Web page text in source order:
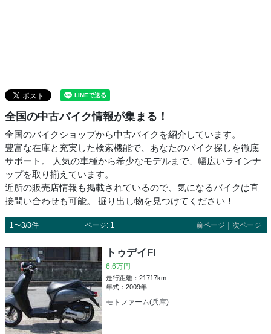
全国の中古バイク情報が集まる！
全国のバイクショップから中古バイクを紹介しています。
豊富な在庫と充実した検索機能で、あなたのバイク探しを徹底
サポート。 人気の車種から希少なモデルまで、幅広いラインナ
ップを取り揃えています。
近所の販売店情報も掲載されているので、気になるバイクは直
接問い合わせも可能。 掘り出し物を見つけてください！
1〜3/3件 ページ: 1 前ページ ｜ 次ページ
トゥデイFI
6.6万円
走行距離：21717km
年式：2009年
モトファーム(兵庫)